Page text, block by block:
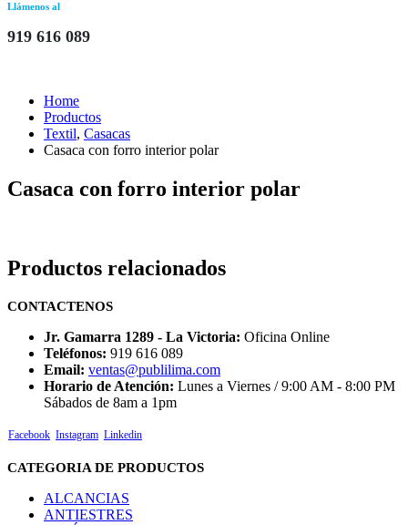
Llámenos al
919 616 089
Home
Productos
Textil, Casacas
Casaca con forro interior polar
Casaca con forro interior polar
Productos relacionados
CONTACTENOS
Jr. Gamarra 1289 - La Victoria: Oficina Online
Teléfonos: 919 616 089
Email: ventas@publilima.com
Horario de Atención: Lunes a Viernes / 9:00 AM - 8:00 PM
Sábados de 8am a 1pm
Facebook Instagram Linkedin
CATEGORIA DE PRODUCTOS
ALCANCIAS
ANTIESTRES